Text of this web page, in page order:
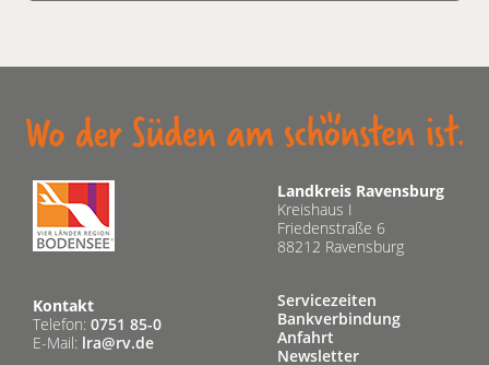
Landkreis Ravensburg
Kreishaus I
Friedenstraße 6
88212 Ravensburg
Kontakt
Telefon: 0751 85-0
E-Mail: lra@rv.de
Servicezeiten
Bankverbindung
Anfahrt
Newsletter